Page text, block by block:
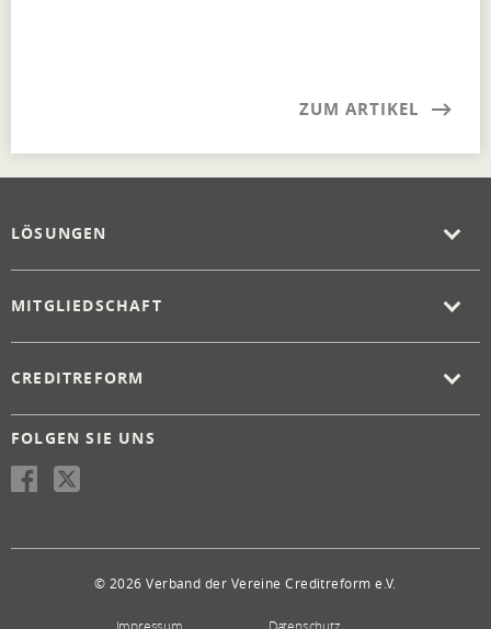
ZUM ARTIKEL
LÖSUNGEN
MITGLIEDSCHAFT
CREDITREFORM
FOLGEN SIE UNS
© 2026 Verband der Vereine Creditreform e.V.
Impressum Datenschutz